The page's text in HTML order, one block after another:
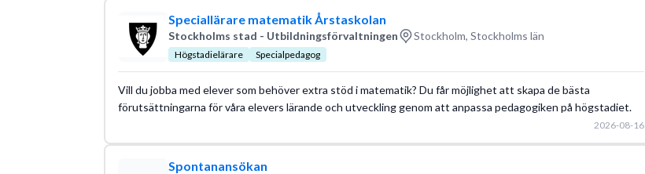
Speciallärare matematik Årstaskolan
Stockholms stad - Utbildningsförvaltningen Stockholm, Stockholms län
Högstadielärare Specialpedagog
Vill du jobba med elever som behöver extra stöd i matematik? Du får möjlighet att skapa de bästa
förutsättningarna för våra elevers lärande och utveckling genom att anpassa pedagogiken på högstadiet.
2026-08-16
Spontanansökan